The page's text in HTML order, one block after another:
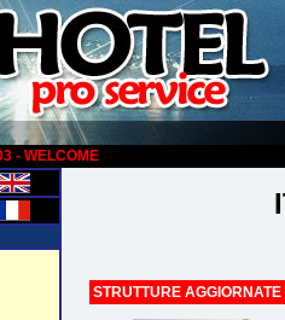
- WELCOME
STRUTTURE